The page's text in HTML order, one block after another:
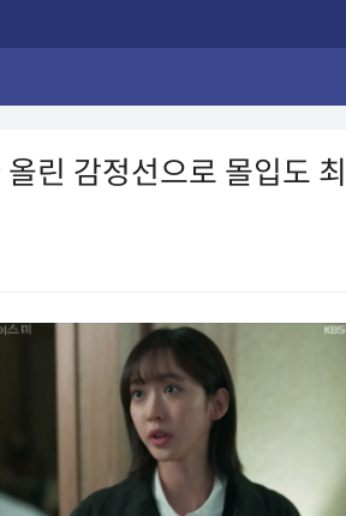
린 감정선으로 몰입도 최